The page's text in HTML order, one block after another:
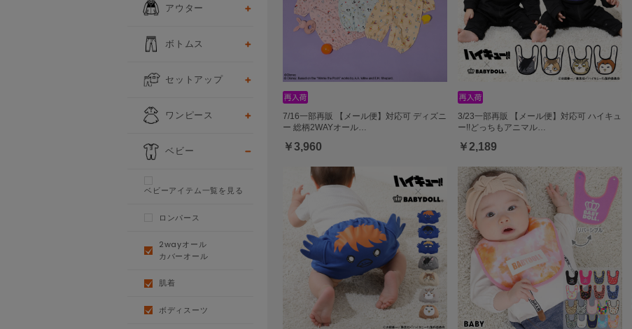
7/16一部再販 【メール便】対応可 ディズニ
ー 総柄2WAYオール…
￥3,960
3/23一部再販 【メール便】対応可 ハイキュ
ー!!どっちもアニマル…
￥2,189
アウター
ボトムス
セットアップ
ワンピース
ベビー
ベビーアイテム一覧を見る
ロンパース
2wayオール
カバーオール
肌着
ボディスーツ